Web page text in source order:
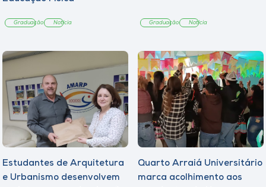
Graduação Notícia Graduação Notícia
Estudantes de Arquitetura
e Urbanismo desenvolvem
Quarto Arraiá Universitário
marca acolhimento aos